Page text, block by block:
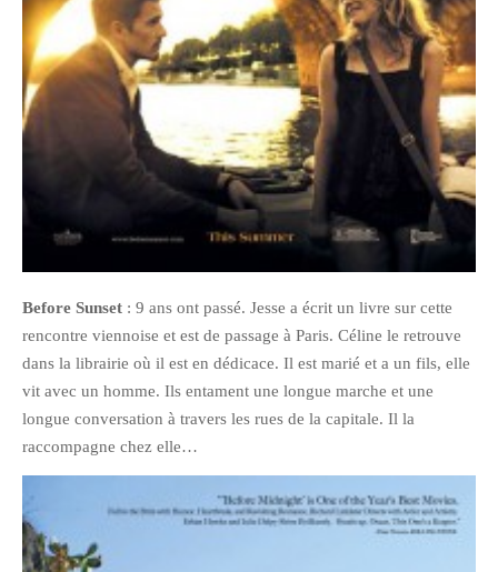
janvier 2011
décembre 2010
novembre 2010
octobre 2010
mai 2010
avril 2010
mars 2010
février 2010
janvier 2010
novembre 2009
octobre 2009
septembre 2009
août 2009
Before Sunset : 9 ans ont passé. Jesse a écrit un livre sur cette
rencontre viennoise et est de passage à Paris. Céline le retrouve
dans la librairie où il est en dédicace. Il est marié et a un fils, elle
vit avec un homme. Ils entament une longue marche et une
longue conversation à travers les rues de la capitale. Il la
raccompagne chez elle…